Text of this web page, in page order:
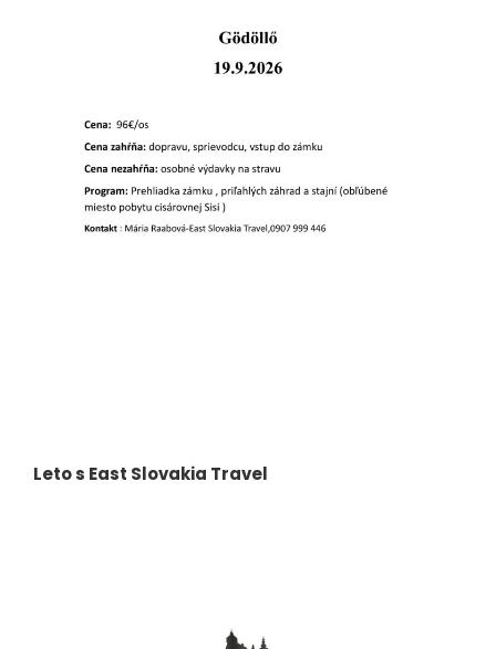
Leto s East Slovakia Travel